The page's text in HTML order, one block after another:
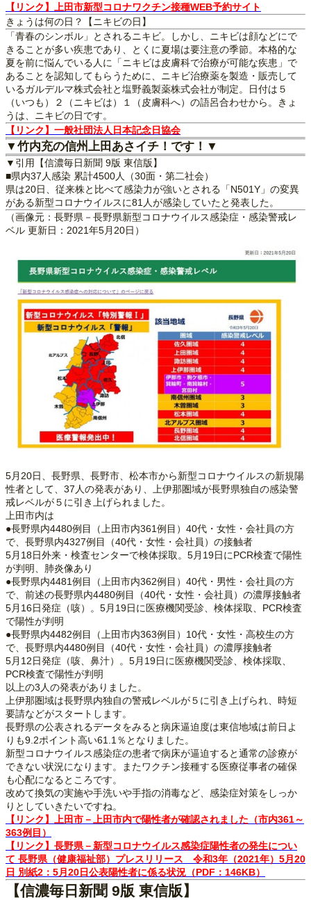
【リンク】上田市新型コロナワクチン接種WEB予約サイト
きょうは何の日？【ニキビの日】
「青春のシンボル」とされるニキビ。しかし、ニキビは顔などにで
きることが多い疾患であり、とくに夏場は要注意の季節。本格的な
夏を前に悩んでいる人に「ニキビは皮膚科で治療が可能な疾患」で
あることを認知してもらうために、ニキビ治療薬を製造・販売して
いるガルデルマ株式会社と塩野義製薬株式会社が制定。日付は５
（いつも）２（ニキビは）１（皮膚科へ）の語呂合わせから。きょ
うは、ニキビの日です。
【リンク】一般社団法人日本記念日協会
▼竹内充の信州上田あさイチ！です！▼
▼引用【信濃毎日新聞 9版 東信版】
■県内37人感染 累計4500人（30面・第二社会）
県は20日、従来株と比べて感染力が強いとされる「N501Y」の変異
がある新型コロナウイルスに81人が感染していたと発表した。
（画像元：長野県－長野県新型コロナウイルス感染症・感染警戒レ
ベル 更新日：2021年5月20日）
5月20日、長野県、長野市、松本市から新型コロナウイルスの新規陽
性者として、37人の発表があり、上伊那圏域が長野県独自の感染警
戒レベルが５に引き上げられました。
上田市内は
●長野県内4480例目（上田市内361例目）40代・女性・会社員の方
で、長野県内4327例目（40代・女性・会社員）の接触者
5月18日外来・検査センターで検体採取。5月19日にPCR検査で陽性
が判明、肺炎像あり
●長野県内4481例目（上田市内362例目）40代・男性・会社員の方
で、前述の長野県内4480例目（40代・女性・会社員）の濃厚接触者
5月16日発症（咳）。5月19日に医療機関受診、検体採取、PCR検査
で陽性が判明
●長野県内4482例目（上田市内363例目）10代・女性・高校生の方
で、長野県内4480例目（40代・女性・会社員）の濃厚接触者
5月12日発症（咳、鼻汁）。5月19日に医療機関受診、検体採取、
PCR検査で陽性が判明
以上の3人の発表がありました。
上伊那圏域は長野県内独自の警戒レベルが５に引き上げられ、時短
要請などがスタートします。
長野県の公表されるデータをみると病床逼迫度は東信地域は前日よ
りも9.2ポイント高い61.1％となりました。
新型コロナウイルス感染症の患者で病床が逼迫すると通常の診療が
できない状況になります。またワクチン接種する医療従事者の確保
も心配になるところです。
改めて換気の実施や手洗いや手指の消毒など、感染症対策をしっか
りとしていきたいですね。
【リンク】上田市－上田市内で陽性者が確認されました（市内361～
363例目）
【リンク】長野県－新型コロナウイルス感染症陽性者の発生につい
て 長野県（健康福祉部）プレスリリース 令和3年（2021年）5月20
日 別紙2：5月20日公表陽性者に係る状況（PDF：146KB）
【信濃毎日新聞 9版 東信版】